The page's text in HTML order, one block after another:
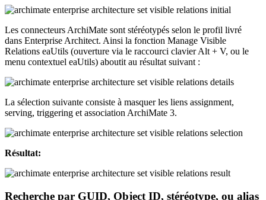
Les connecteurs ArchiMate sont stéréotypés selon le profil livré
dans Enterprise Architect. Ainsi la fonction Manage Visible
Relations eaUtils (ouverture via le raccourci clavier Alt + V, ou le
menu contextuel eaUtils) aboutit au résultat suivant :
La sélection suivante consiste à masquer les liens assignment,
serving, triggering et association ArchiMate 3.
Résultat:
Recherche par GUID, Object ID, stéréotype, ou alias